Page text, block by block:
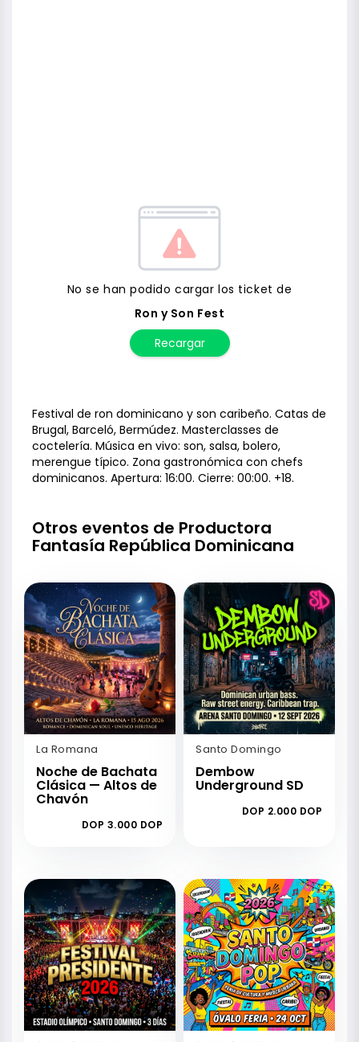
No se han podido cargar los ticket de
Ron y Son Fest
Recargar
Festival de ron dominicano y son caribeño. Catas de
Brugal, Barceló, Bermúdez. Masterclasses de
coctelería. Música en vivo: son, salsa, bolero,
merengue típico. Zona gastronómica con chefs
dominicanos. Apertura: 16:00. Cierre: 00:00. +18.
Otros eventos de Productora
Fantasía República Dominicana
La Romana
Noche de Bachata
Clásica — Altos de
Chavón
DOP 3.000 DOP
Santo Domingo
Dembow
Underground SD
DOP 2.000 DOP